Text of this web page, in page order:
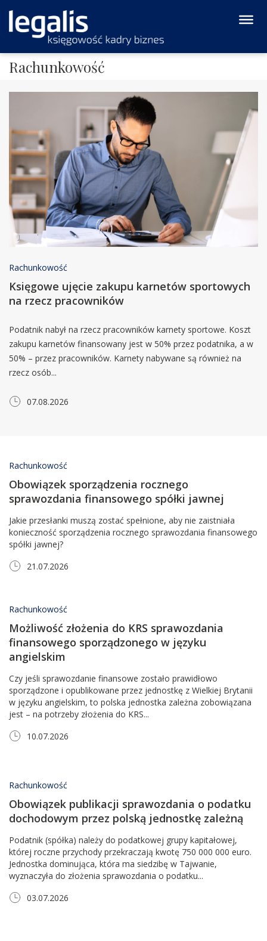
Rachunkowość
Rachunkowość
Księgowe ujęcie zakupu karnetów sportowych
na rzecz pracowników
Podatnik nabył na rzecz pracowników karnety sportowe. Koszt
zakupu karnetów finansowany jest w 50% przez podatnika, a w
50% – przez pracowników. Karnety nabywane są również na
rzecz osób...
07.08.2026
Rachunkowość
Obowiązek sporządzenia rocznego
sprawozdania finansowego spółki jawnej
Jakie przesłanki muszą zostać spełnione, aby nie zaistniała
konieczność sporządzenia rocznego sprawozdania finansowego
spółki jawnej?
21.07.2026
Rachunkowość
Możliwość złożenia do KRS sprawozdania
finansowego sporządzonego ​w języku
angielskim
Czy jeśli sprawozdanie finansowe zostało prawidłowo
sporządzone i opublikowane przez jednostkę z Wielkiej Brytanii
w języku angielskim, to polska jednostka zależna zobowiązana
jest – na potrzeby złożenia do KRS...
10.07.2026
Rachunkowość
Obowiązek publikacji sprawozdania o podatku
dochodowym przez polską jednostkę zależną
Podatnik (spółka) należy do podatkowej grupy kapitałowej,
której roczne przychody przekraczają kwotę 750 000 000 euro.
Jednostka dominująca, która ma siedzibę w Tajwanie,
wyznaczyła do złożenia sprawozdania o podatku...
03.07.2026